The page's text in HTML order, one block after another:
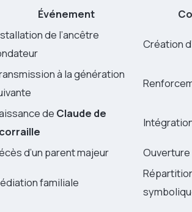
Événement
de l’ancêtre
Création
à la génération
de Claude de
d’un parent majeur Ouverture
familiale